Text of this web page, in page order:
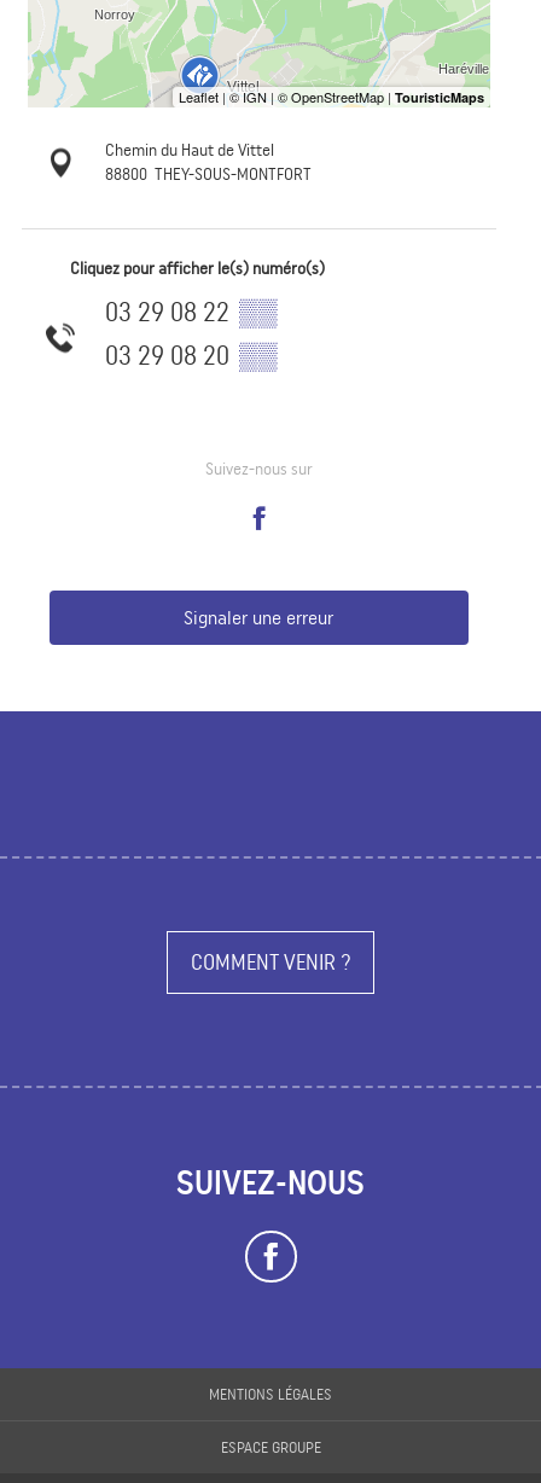
Chemin du Haut de Vittel
88800 THEY-SOUS-MONTFORT
Cliquez pour afficher le(s) numéro(s)
03 29 08 22 ▒▒
03 29 08 20 ▒▒
Suivez-nous sur
Signaler une erreur
COMMENT VENIR ?
SUIVEZ-NOUS
MENTIONS LÉGALES
ESPACE GROUPE